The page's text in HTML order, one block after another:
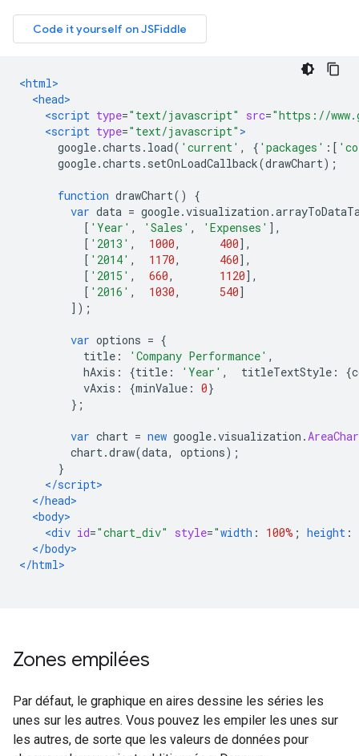
<html>
<head>
<script type="text/javascript" src="https://
<script type="text/javascript" >
google.charts . load( 'current' , { 'packages' :[
google.charts . setOnLoadCallback(drawChart);
function drawChart()
{
var data = google.visualization .
[ 'Year' , 'Sales' , 'Expenses' ],
[ '2013' , 1000, 400],
[ '2014' , 1170, 460],
[ '2015' , 660, 1120],
[ '2016' , 1030, 540]
]);
var options = {
title : 'Company Performance' ,
hAxis : {title : 'Year' , titleTextStyle : {
vAxis : {minValue : 0}
};
var chart = new google.visualization .
chart.draw(data, options);
}
</script>
</head>
<body>
<div id="chart_div" style="width : 100% ; height :
</body>
</html>
Zones empilées
Par défaut, le graphique en aires dessine les séries les
unes sur les autres. Vous pouvez les empiler les unes sur
les autres, de sorte que les valeurs de données pour